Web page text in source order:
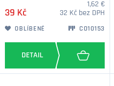
39 Kč
1,62 €
32 Kč bez DPH
OBLÍBENÉ CO10153